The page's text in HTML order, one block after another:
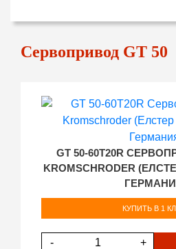
Сервопривод GT 50
GT 50-60T20R
KROMSCHRODER
КУПИТЬ В 1
- +